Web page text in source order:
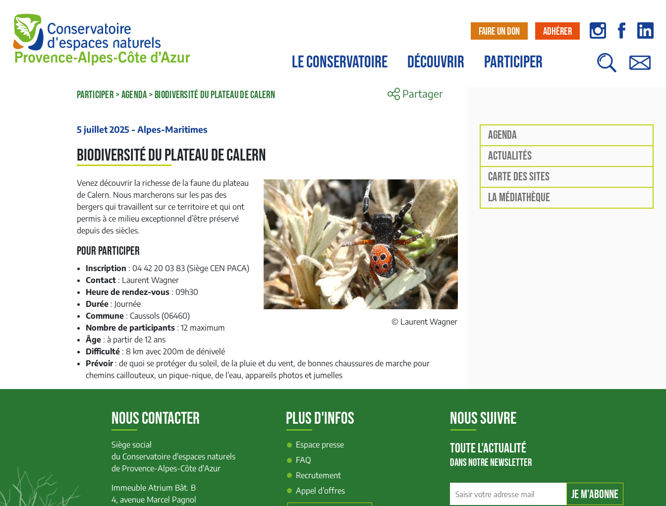
FAIRE UN DON ADHÉRER
LE CONSERVATOIRE DÉCOUVRIR PARTICIPER
PARTICIPER >AGENDA >BIODIVERSITÉ DU PLATEAU DE CALERN Partager
5 juillet 2025 - Alpes-Maritimes
Biodiversité du plateau de Calern
© Laurent Wagner
Venez découvrir la richesse de la faune du plateau
de Calern. Nous marcherons sur les pas des
bergers qui travaillent sur ce territoire et qui ont
permis à ce milieu exceptionnel d’être préservé
depuis des siècles.
Pour Participer
Inscription : 04 42 20 03 83 (Siège CEN PACA)
Contact : Laurent Wagner
Heure de rendez-vous : 09h30
Durée : Journée
Commune : Caussols (06460)
Nombre de participants : 12 maximum
Âge : à partir de 12 ans
Difficulté : 8 km avec 200m de dénivelé
Prévoir: de quoi se protéger du soleil, de la pluie et du vent, de bonnes chaussures de marche pour
chemins caillouteux, un pique-nique, de l’eau, appareils photos et jumelles
AGENDA
ACTUALITÉS
CARTE DES SITES
LA MÉDIATHÈQUE
NOUS CONTACTER
Siège social
du Conservatoire d'espaces naturels
de Provence-Alpes-Côte d'Azur
Immeuble Atrium Bât. B
4, avenue Marcel Pagnol
PLUS D'INFOS
Espace presse
FAQ
Recrutement
Appel d’offres
NOUS SUIVRE
TOUTE L'ACTUALITÉ
DANS NOTRE NEWSLETTER